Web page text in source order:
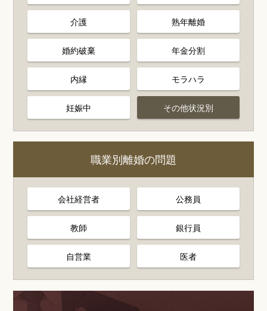
介護 熟年離婚
婚約破棄 年金分割
内縁 モラハラ
妊娠中 その他状況別
職業別離婚の問題
会社経営者 公務員
教師 銀行員
自営業 医者